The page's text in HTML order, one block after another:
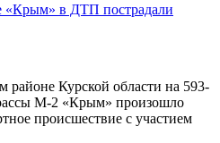
«Крым» в ДТП пострадали
районе Курской области на 593-
М-2 «Крым» произошло
происшествие с участием